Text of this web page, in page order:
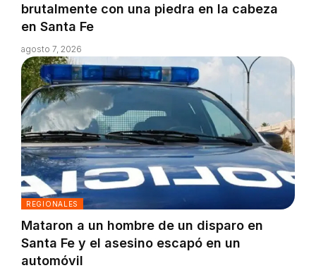
brutalmente con una piedra en la cabeza
en Santa Fe
agosto 7, 2026
REGIONALES
Mataron a un hombre de un disparo en
Santa Fe y el asesino escapó en un
automóvil